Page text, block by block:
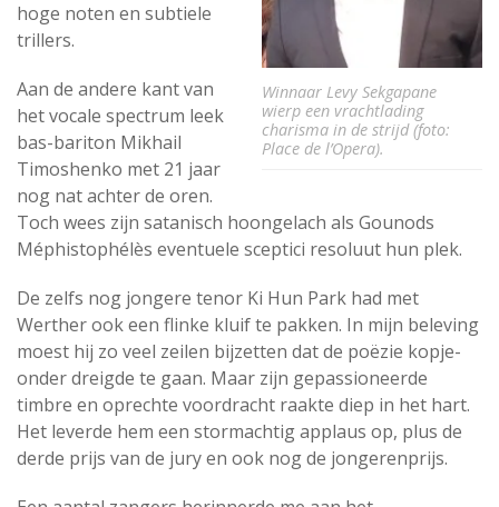
Winnaar Levy Sekgapane
wierp een vrachtlading
charisma in de strijd (foto:
Place de l’Opera).
hoge noten en subtiele
trillers.
Aan de andere kant van
het vocale spectrum leek
bas-bariton Mikhail
Timoshenko met 21 jaar
nog nat achter de oren.
Toch wees zijn satanisch hoongelach als Gounods
Méphistophélès eventuele sceptici resoluut hun plek.
De zelfs nog jongere tenor Ki Hun Park had met
Werther ook een flinke kluif te pakken. In mijn beleving
moest hij zo veel zeilen bijzetten dat de poëzie kopje-
onder dreigde te gaan. Maar zijn gepassioneerde
timbre en oprechte voordracht raakte diep in het hart.
Het leverde hem een stormachtig applaus op, plus de
derde prijs van de jury en ook nog de jongerenprijs.